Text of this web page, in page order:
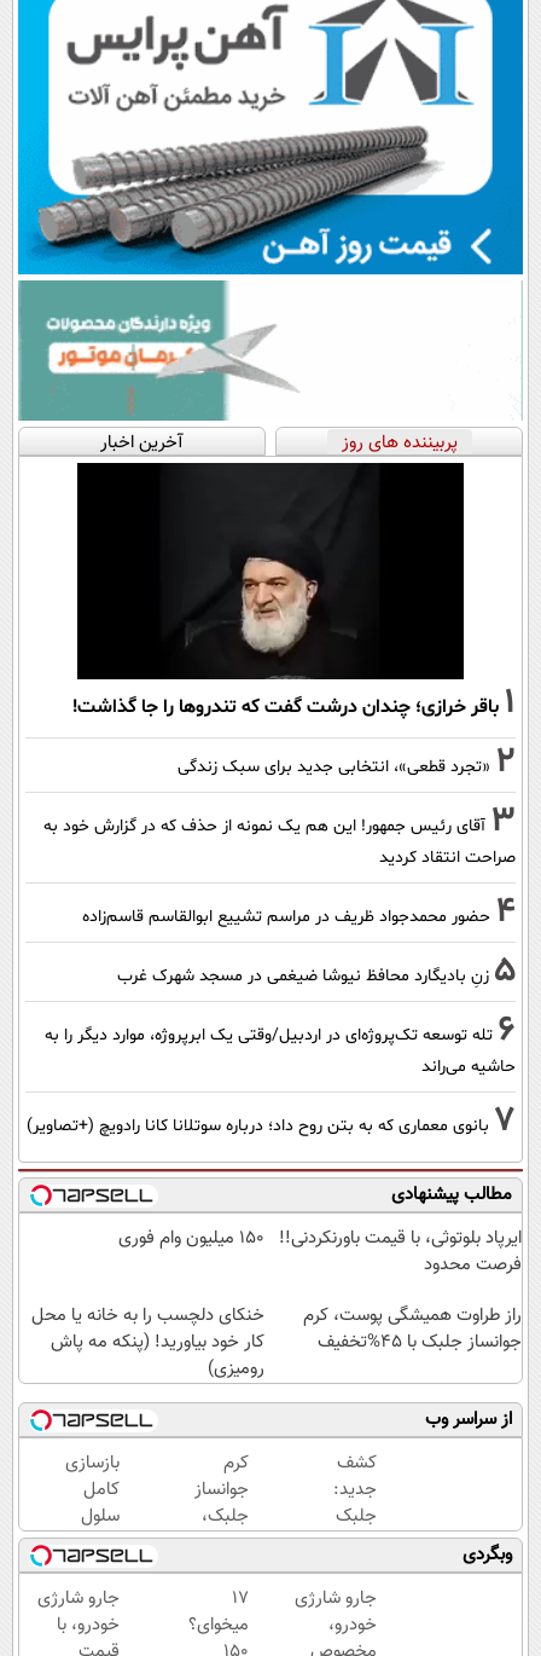
پربیننده های روز آخرین اخبار
1 باقر خرازی؛ چندان درشت گفت که تندروها را جا گذاشت!
2 «تجرد قطعی»، انتخابی جدید برای سبک زندگی
3 آقای رئیس جمهور! این هم یک نمونه از حذف که در گزارش خود به
صراحت انتقاد کردید
4 حضور محمدجواد ظریف در مراسم تشییع ابوالقاسم قاسم‌زاده
5 زنِ بادیگارد محافظ نیوشا ضیغمی در مسجد شهرک غرب
6 تله توسعه تک‌پروژه‌ای در اردبیل/وقتی یک ابرپروژه، موارد دیگر را به
حاشیه می‌راند
7 بانوی معماری که به بتن روح داد؛ درباره سوتلانا کانا رادویچ (+تصاویر)
مطالب پیشنهادی
ایرپاد بلوتوثی، با قیمت باورنکردنی!!
فرصت محدود
150 میلیون وام فوری
راز طراوت همیشگی پوست، کرم
جوانساز جلبک با 45%تخفیف
خنکای دلچسب را به خانه یا محل
کار خود بیاورید! (پنکه مه پاش
رومیزی)
از سراسر وب
کشف
جدید:
جلبک
اسپیرولینا
پیری را
متوقف
می
کند50%تخفیف
کرم
جوانساز
جلبک،
هدیه
طبیعت به
شما(خرید
با تخفیف
ویژه)
بازسازی
کامل
سلول
های
مرده
پوست،
با کرم
جوانساز
وبگردی
جارو شارژی
خودرو،
17
میخوای؟
جارو شارژی
خودرو، با